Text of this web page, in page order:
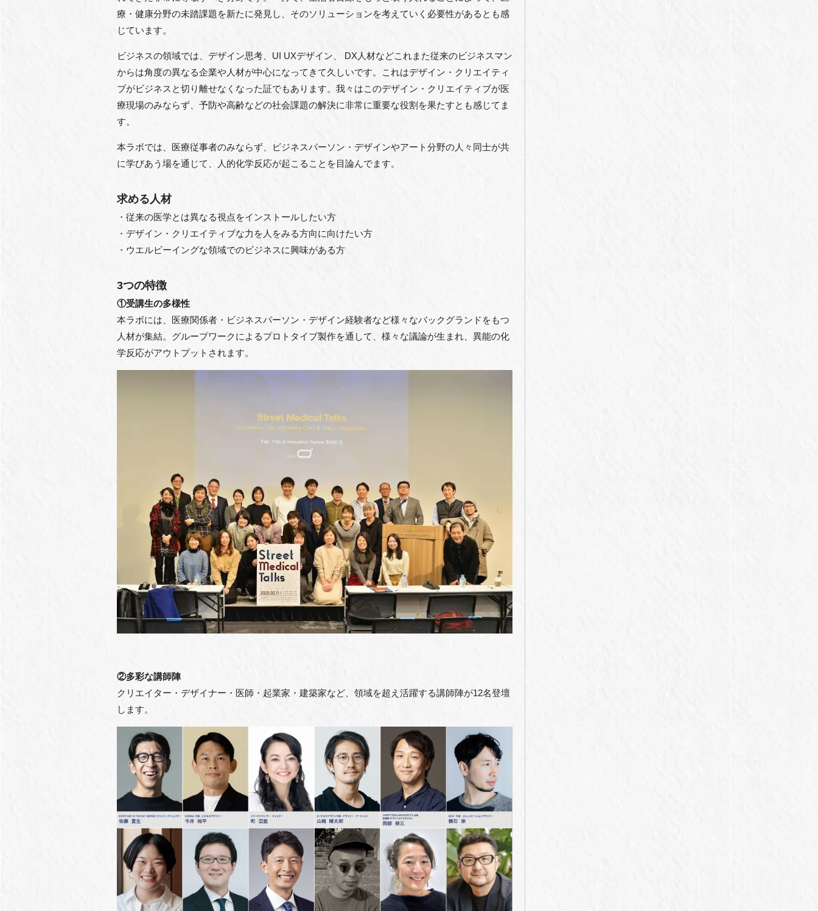
療・健康分野の未踏課題を新たに発見し、そのソリューションを考えていく必要性があるとも感
じています。
ビジネスの領域では、デザイン思考、UI UXデザイン、 DX人材などこれまた従来のビジネスマン
からは角度の異なる企業や人材が中心になってきて久しいです。これはデザイン・クリエイティ
ブがビジネスと切り離せなくなった証でもあります。我々はこのデザイン・クリエイティブが医
療現場のみならず、予防や高齢などの社会課題の解決に非常に重要な役割を果たすとも感じてま
す。
本ラボでは、医療従事者のみならず、ビジネスパーソン・デザインやアート分野の人々同士が共
に学びあう場を通じて、人的化学反応が起こることを目論んでます。
求める人材
・従来の医学とは異なる視点をインストールしたい方
・デザイン・クリエイティブな力を人をみる方向に向けたい方
・ウエルビーイングな領域でのビジネスに興味がある方
3つの特徴
①受講生の多様性
本ラボには、医療関係者・ビジネスパーソン・デザイン経験者など様々なバックグランドをもつ
人材が集結。グループワークによるプロトタイプ製作を通して、様々な議論が生まれ、異能の化
学反応がアウトプットされます。
②多彩な講師陣
クリエイター・デザイナー・医師・起業家・建築家など、領域を超え活躍する講師陣が12名登壇
します。